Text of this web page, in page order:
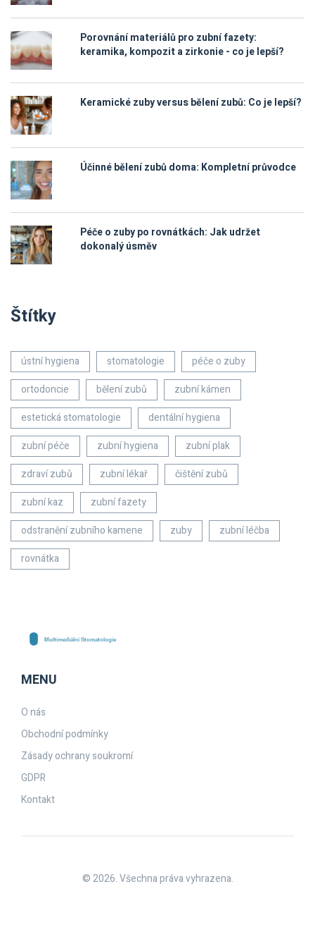
Porovnání materiálů pro zubní fazety:
keramika, kompozit a zirkonie - co je lepší?
Keramické zuby versus bělení zubů: Co je lepší?
Účinné bělení zubů doma: Kompletní průvodce
Péče o zuby po rovnátkách: Jak udržet
dokonalý úsměv
Štítky
ústní hygiena stomatologie
péče o zuby
ortodoncie
bělení zubů
zubní kámen
estetická stomatologie
dentální hygiena
zubní péče
zubní hygiena
zubní plak
zdraví zubů
zubní lékař
čištění zubů
zubní kaz
zubní fazety
odstranění zubního kamene
zuby
zubní léčba
rovnátka
MENU
O nás
Obchodní podmínky
Zásady ochrany soukromí
GDPR
Kontakt
© 2026. Všechna práva vyhrazena.